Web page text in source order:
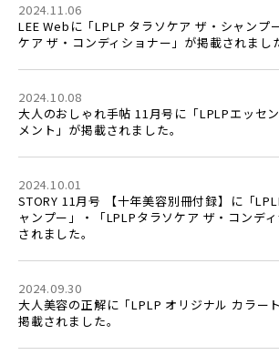
2024.11.06
LEE Webに「LPLP タラソケア ザ・シャンプ
ケア ザ・コンディショナー」が掲載されまし
2024.10.08
大人のおしゃれ手帖 11月号に「LPLPエッセ
メント」が掲載されました。
2024.10.01
STORY 11月号 【十年美容別冊付録】に「
ャンプー」・「LPLPタラソケア ザ・コンデ
されました。
2024.09.30
大人美容の正解に「LPLP オリジナル カラー
掲載されました。